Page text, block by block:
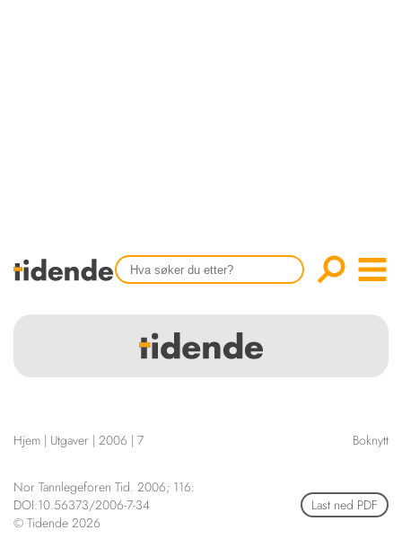
Tidligere utgaver
HENVISNINGER
KURSKALENDER
STILLINGER
KJØP & SALG
KONTAKT
Scientific articles
Publication and media
Hjem | Utgaver | 2006 | 7 Boknytt
Nor Tannlegeforen Tid. 2006; 116:
DOI:10.56373/2006-7-34
© Tidende 2026
Last ned PDF